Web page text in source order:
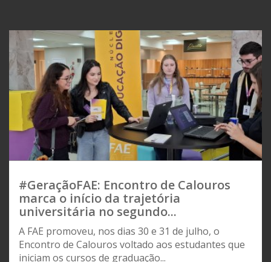
#GeraçãoFAE: Encontro de Calouros
marca o início da trajetória
universitária no segundo...
A FAE promoveu, nos dias 30 e 31 de julho, o
Encontro de Calouros voltado aos estudantes que
iniciam os cursos de graduação...